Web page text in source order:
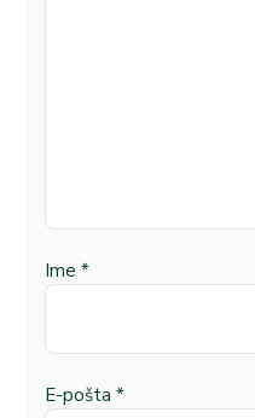
Ime *
E-pošta *